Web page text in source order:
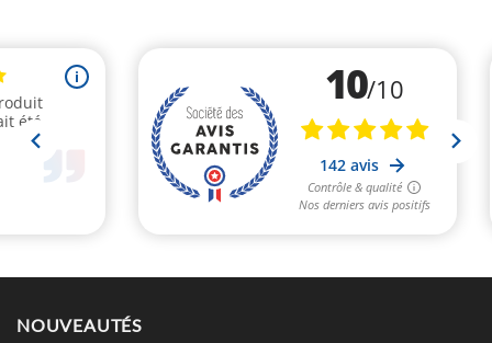
NOUVEAUTÉS